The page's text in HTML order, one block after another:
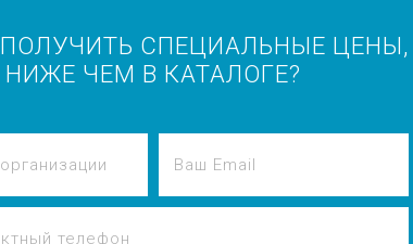
СПЕЦИАЛЬНЫЕ ЦЕНЫ,
НИЖЕ ЧЕМ В КАТАЛОГЕ?